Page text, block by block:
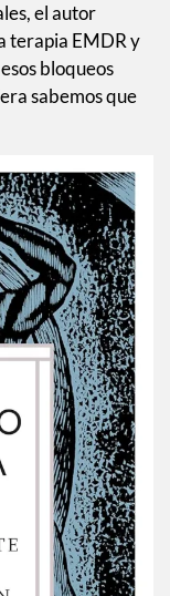
el autor
terapia EMDR y
bloqueos
sabemos que